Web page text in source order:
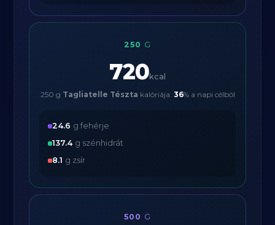
250 G
720kcal
250 g Tagliatelle Tészta kalóriája: 36% a napi célból
24.6 g fehérje
137.4 g szénhidrát
8.1 g zsír
500 G